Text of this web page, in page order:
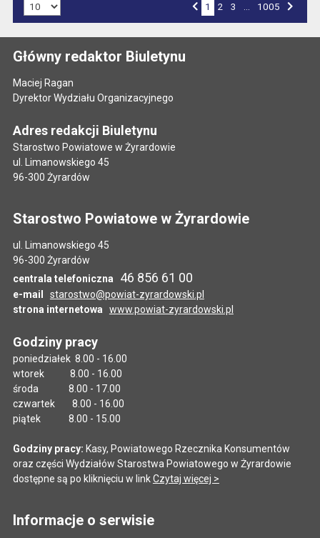
1 2 3 1005
Główny redaktor Biuletynu
Maciej Ragan
Dyrektor Wydziału Organizacyjnego
Adres redakcji Biuletynu
Starostwo Powiatowe w Żyrardowie
ul. Limanowskiego 45
96-300 Żyrardów
Starostwo Powiatowe w Żyrardowie
ul. Limanowskiego 45
96-300 Żyrardów
centrala telefoniczna
46 856 61 00
e-mail
starostwo@powiat-zyrardowski.pl
strona internetowa
www.powiat-zyrardowski.pl
Godziny pracy
poniedziałek 8.00 - 16.00
wtorek 8.00 - 16.00
środa 8.00 - 17.00
czwartek 8.00 - 16.00
piątek 8.00 - 15.00
Godziny pracy: Kasy, Powiatowego Rzecznika Konsumentów
oraz części Wydziałów Starostwa Powiatowego w Żyrardowie
dostępne są po kliknięciu w linkCzytaj więcej >
Informacje o serwisie